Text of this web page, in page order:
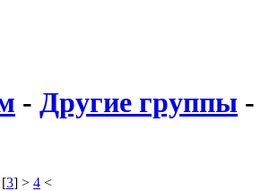
- Другие группы -
3] > 4 <